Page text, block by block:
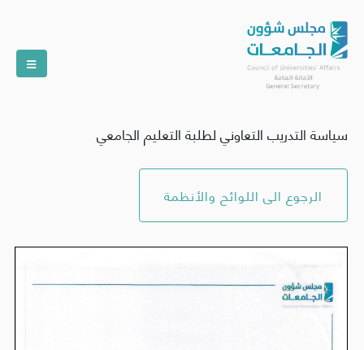
سياسة التدريب التعاوني لطلبة التعليم الجامعي
الرجوع الى اللوائح والأنظمة